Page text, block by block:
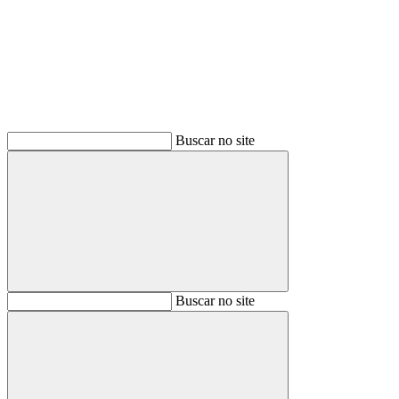
Buscar no site
BuscarBuscar no site